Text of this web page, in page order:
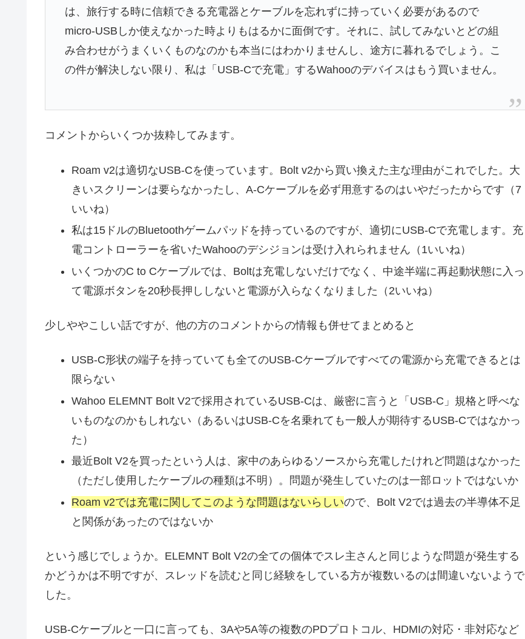
は、旅行する時に信頼できる充電器とケーブルを忘れずに持っていく必要があるので
micro-USBしか使えなかった時よりもはるかに面倒です。それに、試してみないとどの組
み合わせがうまくいくものなのかも本当にはわかりませんし、途方に暮れるでしょう。こ
の件が解決しない限り、私は「USB-Cで充電」するWahooのデバイスはもう買いません。
コメントからいくつか抜粋してみます。
Roam v2は適切なUSB-Cを使っています。Bolt v2から買い換えた主な理由がこれでした。大
きいスクリーンは要らなかったし、A-Cケーブルを必ず用意するのはいやだったからです（7
いいね）
私は15ドルのBluetoothゲームパッドを持っているのですが、適切にUSB-Cで充電します。充
電コントローラーを省いたWahooのデシジョンは受け入れられません（1いいね）
いくつかのC to Cケーブルでは、Boltは充電しないだけでなく、中途半端に再起動状態に入っ
て電源ボタンを20秒長押ししないと電源が入らなくなりました（2いいね）
少しややこしい話ですが、他の方のコメントからの情報も併せてまとめると
USB-C形状の端子を持っていても全てのUSB-Cケーブルですべての電源から充電できるとは
限らない
Wahoo ELEMNT Bolt V2で採用されているUSB-Cは、厳密に言うと「USB-C」規格と呼べな
いものなのかもしれない（あるいはUSB-Cを名乗れても一般人が期待するUSB-Cではなかっ
た）
最近Bolt V2を買ったという人は、家中のあらゆるソースから充電したけれど問題はなかった
（ただし使用したケーブルの種類は不明）。問題が発生していたのは一部ロットではないか
Roam v2では充電に関してこのような問題はないらしいので、Bolt V2では過去の半導体不足
と関係があったのではないか
という感じでしょうか。ELEMNT Bolt V2の全ての個体でスレ主さんと同じような問題が発生する
かどうかは不明ですが、スレッドを読むと同じ経験をしている方が複数いるのは間違いないようで
した。
USB-Cケーブルと一口に言っても、3Aや5A等の複数のPDプロトコル、HDMIの対応・非対応など